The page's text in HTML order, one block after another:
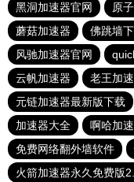
黑洞加速器官网
原
蘑菇加速器
佛跳墙
风驰加速器官网
云帆加速器
老王加
元链加速器最新版下载
加速器大全
啊哈加
免费网络翻外墙软件
火箭加速器永久免费版